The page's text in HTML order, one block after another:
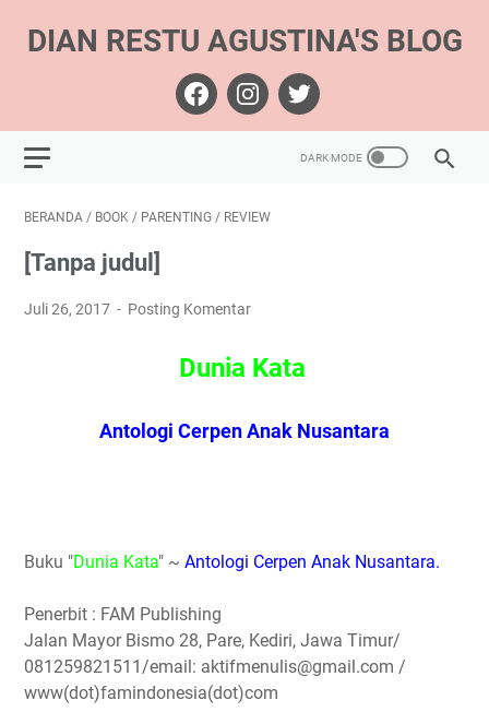
DIAN RESTU AGUSTINA'S BLOG
BERANDA / BOOK / PARENTING / REVIEW
[Tanpa judul]
Juli 26, 2017 Posting Komentar
Dunia Kata
Antologi Cerpen Anak Nusantara
Buku "Dunia Kata" ~ Antologi Cerpen Anak Nusantara.
Penerbit : FAM Publishing
Jalan Mayor Bismo 28, Pare, Kediri, Jawa Timur/
081259821511/email: aktifmenulis@gmail.com /
www(dot)famindonesia(dot)com